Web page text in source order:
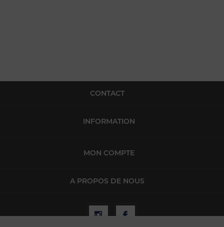
CONTACT
INFORMATION
MON COMPTE
A PROPOS DE NOUS